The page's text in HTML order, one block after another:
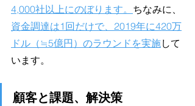
4,000社以上にのぼります。 ちなみに、
資金調達は1回だけで、2019年に420万
ドル（≒5億円）のラウンドを実施して
います。
顧客と課題、解決策